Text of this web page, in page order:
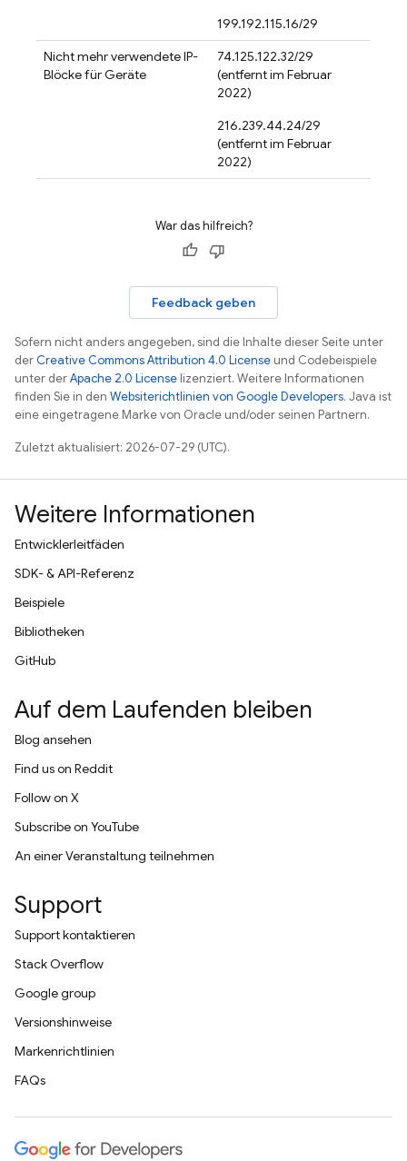
199.192.115.16/29
Nicht mehr verwendete IP-
Blöcke für Geräte
74.125.122.32/29
(entfernt im Februar
2022)
216.239.44.24/29
(entfernt im Februar
2022)
War das hilfreich?
Feedback geben
Sofern nicht anders angegeben, sind die Inhalte dieser Seite unter
derCreative Commons Attribution 4.0 License und Codebeispiele
unter derApache 2.0 License lizenziert. Weitere Informationen
finden Sie in den Websiterichtlinien von Google Developers. Java ist
eine eingetragene Marke von Oracle und/oder seinen Partnern.
Zuletzt aktualisiert: 2026-07-29 (UTC).
Weitere Informationen
Entwicklerleitfäden
SDK- & API-Referenz
Beispiele
Bibliotheken
GitHub
Auf dem Laufenden bleiben
Blog ansehen
Find us on Reddit
Follow on X
Subscribe on YouTube
An einer Veranstaltung teilnehmen
Support
Support kontaktieren
Stack Overflow
Google group
Versionshinweise
Markenrichtlinien
FAQs